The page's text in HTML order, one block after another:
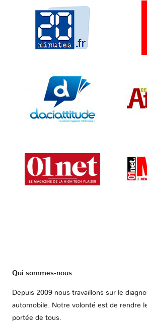
Qui sommes-nous
Depuis 2009 nous travaillons sur le
automobile. Notre volonté est de rendre
portée de tous.